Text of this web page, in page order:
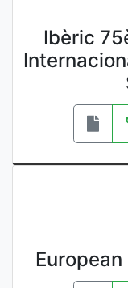
Ibèric